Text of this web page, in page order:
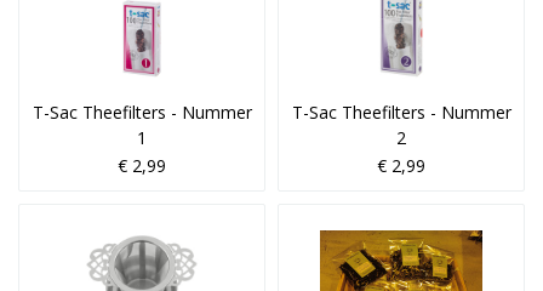
T-Sac Theefilters - Nummer
1
€ 2,99
T-Sac Theefilters - Nummer
2
€ 2,99